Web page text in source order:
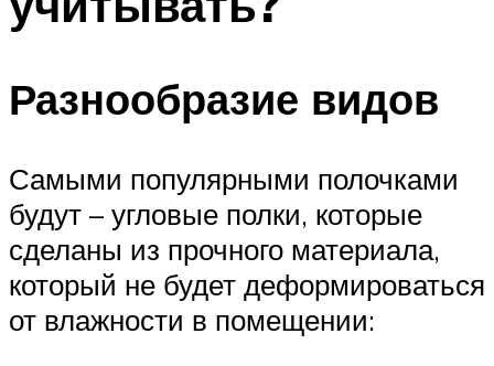
Разнообразие видов
Самыми популярными полочками
будут – угловые полки, которые
сделаны из прочного материала,
который не будет деформироваться
от влажности в помещении: